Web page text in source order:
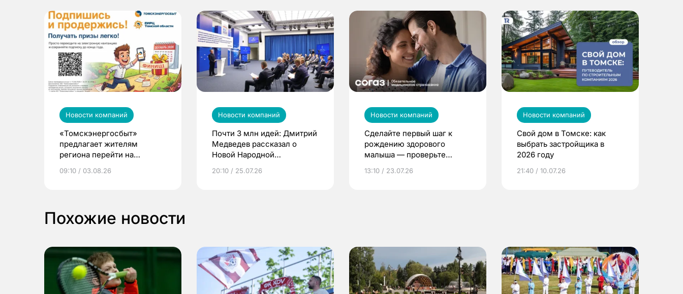
Новости компаний
«Томскэнергосбыт»
предлагает жителям
региона перейти на
выиграть призы
09:10 / 03.08.26
Новости компаний
Почти 3 млн идей: Дмитрий
Медведев рассказал о
Новой Народной
20:10 / 25.07.26
Новости компаний
Сделайте первый шаг к
рождению здорового
малыша — проверьте
по ОМС!
13:10 / 23.07.26
Новости компаний
Свой дом в Томске: как
выбрать застройщика в
2026 году
21:40 / 10.07.26
Похожие новости